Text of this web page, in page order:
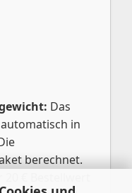
Das
in
berechnet.